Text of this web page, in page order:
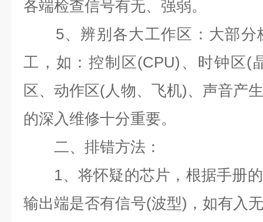
各端检查信号有无、强弱。
5、辨别各大工作区：大部
工，如：控制区(CPU) 、时钟区(
区、动作区(人物、飞机)、声音产
的深入维修十分重要。
二、排错方法：
1、将怀疑的芯片，根据手册
输出端是否有信号(波型) ，如有入